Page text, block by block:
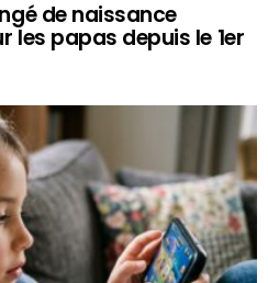
de naissance
les papas depuis le 1er